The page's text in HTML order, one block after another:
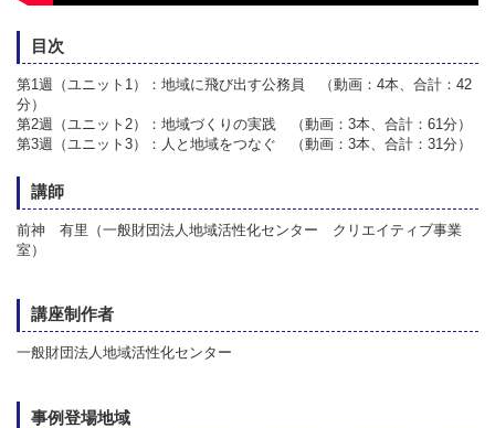
目次
第1週（ユニット1）：地域に飛び出す公務員 （動画：4本、合計：42
分）
第2週（ユニット2）：地域づくりの実践 （動画：3本、合計：61分）
第3週（ユニット3）：人と地域をつなぐ （動画：3本、合計：31分）
講師
前神 有里（一般財団法人地域活性化センター クリエイティブ事業
室）
講座制作者
一般財団法人地域活性化センター
事例登場地域